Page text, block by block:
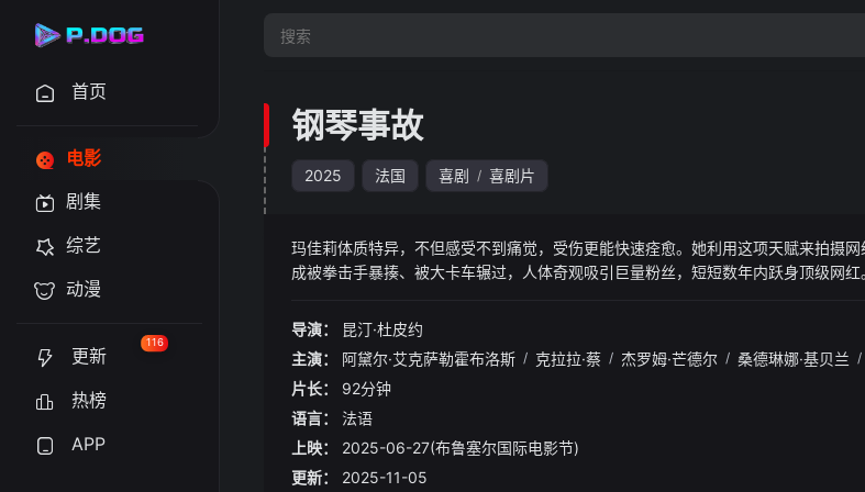
首页
电影
剧集
综艺
动漫
更新
116
热榜
APP
钢琴事故
2025 法国 喜剧 / 喜剧片
玛佳莉体质特异，不但感受不到痛觉，受伤更能快速痊愈。她利用这项天赋来拍摄
成被拳击手暴揍、被大卡车辗过，人体奇观吸引巨量粉丝，短短数年内跃身顶级网
导演：
昆汀·杜皮约
主演：
阿黛尔·艾克萨勒霍布洛斯 / 克拉拉·蔡 / 杰罗姆·芒德尔 / 桑德琳娜·基贝兰 /
片长：
92分钟
语言：
法语
上映：
2025-06-27(布鲁塞尔国际电影节)
更新：
2025-11-05